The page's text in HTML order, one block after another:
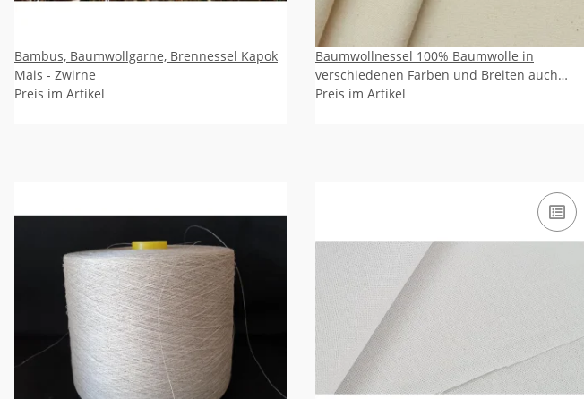
Bambus, Baumwollgarne, Brennessel Kapok
Mais - Zwirne
Preis im Artikel
Baumwollnessel 100% Baumwolle in
verschiedenen Farben und Breiten auch
flammenhemmend DIN 4102 B1/EN13773-c1
Preis im Artikel